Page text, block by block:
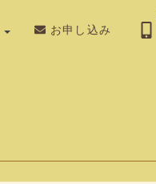
お申し込み